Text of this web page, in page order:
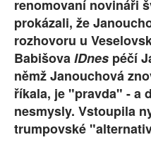
RUBRIKY
PLNÁ VERZE STRÁNEK
renomovaní novináři
prokázali, že
rozhovoru u
BabišovaIDnes péčí
němž Janouchová
říkala, je "pravda" - a
nesmysly. Vstoupila
trumpovské